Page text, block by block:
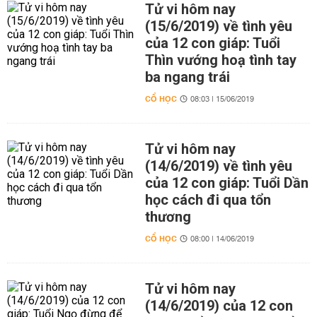
Tử vi hôm nay
(15/6/2019) về tình yêu
của 12 con giáp: Tuổi
Thìn vướng hoạ tình tay
ba ngang trái
CỔ HỌC 08:03 | 15/06/2019
Tử vi hôm nay
(14/6/2019) về tình yêu
của 12 con giáp: Tuổi Dần
học cách đi qua tổn
thương
CỔ HỌC 08:00 | 14/06/2019
Tử vi hôm nay
(14/6/2019) của 12 con